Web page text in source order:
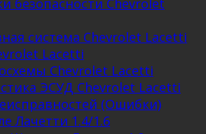
безопасности Chevrolet
система Chevrolet Lacetti
Lacetti
Chevrolet Lacetti
ЭСУД Chevrolet Lacetti
(Ошибки)
Лачетти 1.4/1.6